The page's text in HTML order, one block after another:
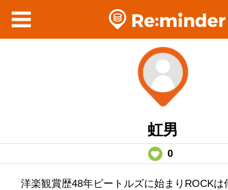
虹男
0
洋楽観賞歴48年ビートルズに始まりROCKは